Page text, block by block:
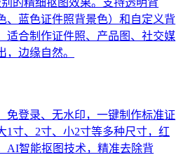
的精细抠图效果。支持透明背
、蓝色证件照背景色）和自定义背
适合制作证件照、产品图、社交媒
边缘自然。
免登录、无水印，一键制作标准证
1寸、2寸、小2寸等多种尺寸，红
AI智能抠图技术，精准去除背